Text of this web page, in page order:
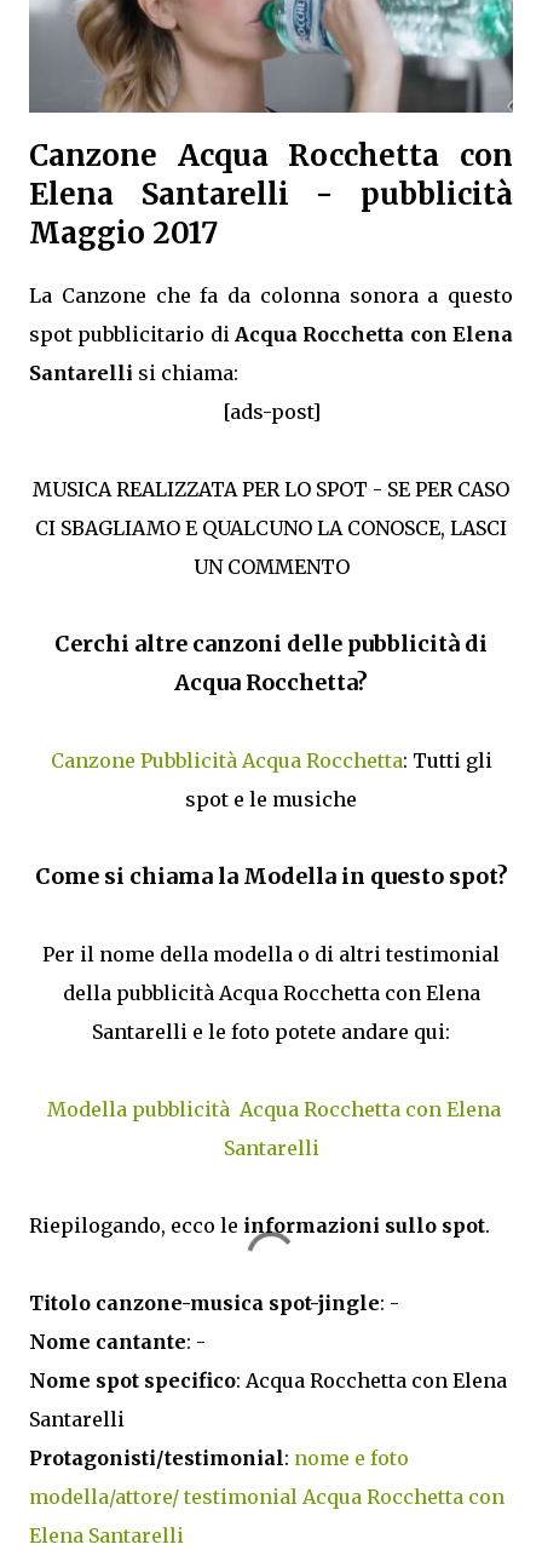
Canzone Acqua Rocchetta con
Elena Santarelli - pubblicità
Maggio 2017
La Canzone che fa da colonna sonora a questo
spot pubblicitario di Acqua Rocchetta con Elena
Santarelli si chiama:
[ads-post]
MUSICA REALIZZATA PER LO SPOT - SE PER CASO
CI SBAGLIAMO E QUALCUNO LA CONOSCE, LASCI
UN COMMENTO
Cerchi altre canzoni delle pubblicità di
Acqua Rocchetta?
Canzone Pubblicità Acqua Rocchetta: Tutti gli
spot e le musiche
Come si chiama la Modella in questo spot?
Per il nome della modella o di altri testimonial
della pubblicità Acqua Rocchetta con Elena
Santarelli e le foto potete andare qui:
Modella pubblicità Acqua Rocchetta con Elena
Santarelli
Riepilogando, ecco le informazioni sullo spot.
Titolo canzone-musica spot-jingle: -
Nome cantante: -
Nome spot specifico: Acqua Rocchetta con Elena
Santarelli
Protagonisti/testimonial: nome e foto
modella/attore/ testimonial Acqua Rocchetta con
Elena Santarelli